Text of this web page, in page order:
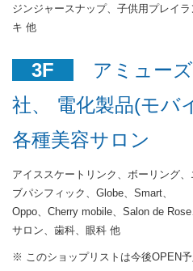
ジンジャースナップ、子供用プレイ
キ 他
3F
アミュー
社、 電化製品(モバ
各種美容サロン
アイススケートリンク、ボーリング
ブパシフィック、Globe、Smart、
Oppo、Cherry mobile、Salon de
サロン、歯科、眼科 他
※ このショップリストは今後OPEN予